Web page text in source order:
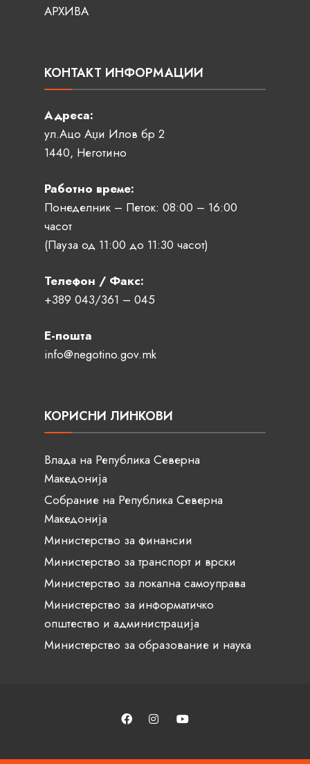
АРХИВА
КОНТАКТ ИНФОРМАЦИИ
Адреса:
ул.Ацо Аџи Илов бр 2
1440, Неготино
Работно време:
Понеделник – Петок: 08:00 – 16:00
часот
(Пауза од 11:00 до 11:30 часот)
Телефон / Факс:
+389 043/361 – 045
Е-пошта
info@negotino.gov.mk
КОРИСНИ ЛИНКОВИ
Влада на Република Северна
Македонија
Собрание на Република Северна
Македонија
Министерство за финансии
Министерство за транспорт и врски
Министерство за локална самоуправа
Министерство за информатичко
општество и администрација
Министерство за образование и наука